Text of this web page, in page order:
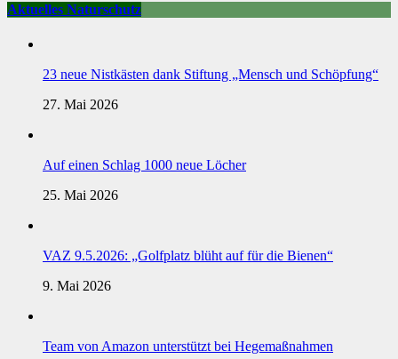
Aktuelles Naturschutz
23 neue Nistkästen dank Stiftung „Mensch und Schöpfung“
27. Mai 2026
Auf einen Schlag 1000 neue Löcher
25. Mai 2026
VAZ 9.5.2026: „Golfplatz blüht auf für die Bienen“
9. Mai 2026
Team von Amazon unterstützt bei Hegemaßnahmen